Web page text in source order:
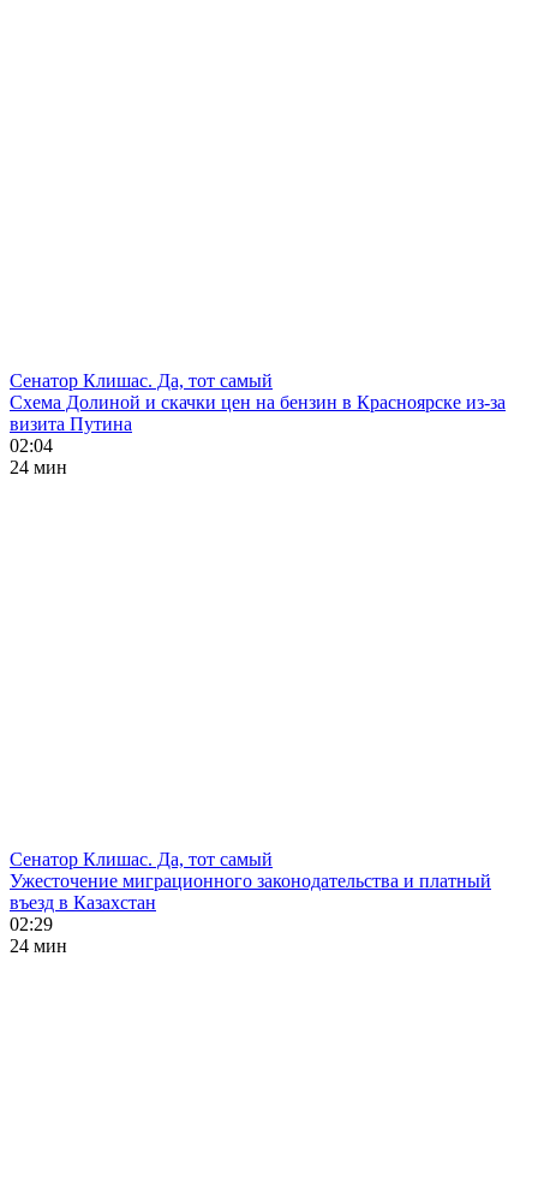
Сенатор Клишас. Да, тот самый
Схема Долиной и скачки цен на бензин в Красноярске из-за
визита Путина
02:04
24 мин
Сенатор Клишас. Да, тот самый
Ужесточение миграционного законодательства и платный
въезд в Казахстан
02:29
24 мин